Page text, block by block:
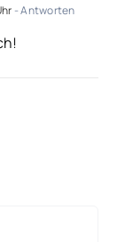
- Antworten